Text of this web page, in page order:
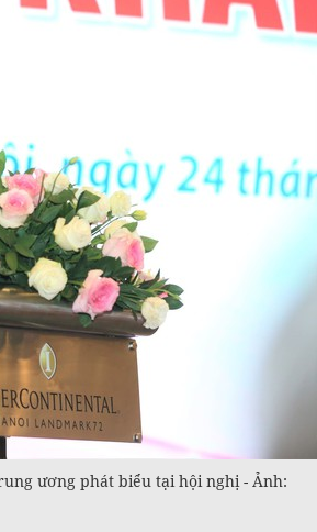
ương phát biểu tại hội nghị - Ảnh: